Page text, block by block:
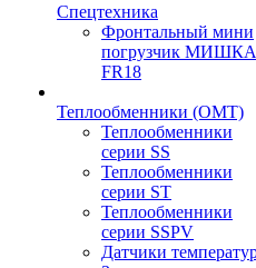
Спецтехника
Фронтальный мини
погрузчик МИШКА
FR18
Теплообменники (OMT)
Теплообменники
серии SS
Теплообменники
серии ST
Теплообменники
серии SSPV
Датчики